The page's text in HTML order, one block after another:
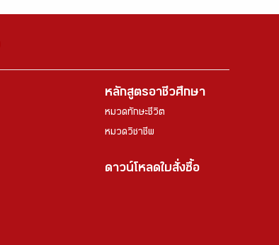
หลักสูตรอาชีวศึกษา
หมวดทักษะชีวิต
หมวดวิชาชีพ
ดาวน์โหลดใบสั่งซื้อ